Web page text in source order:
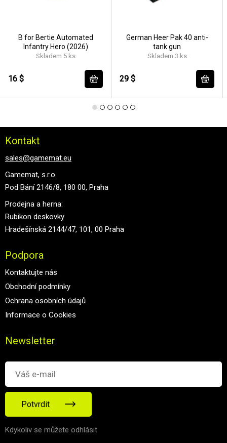
B for Bertie Automated
Infantry Hero (2026)
Skladem 5 ks
16 $
German Heer Pak 40 anti-
tank gun
Skladem 3 ks
29 $
Kontakt
sales@gamemat.eu
Gamemat, s.r.o.
Pod Bání 2146/8, 180 00, Praha
Prodejna a herna:
Rubikon deskovky
Hradešínská 2144/47, 101, 00 Praha
Podpora
Kontaktujte nás
Obchodní podmínky
Ochrana osobních údajů
Informace o Cookies
Newsletter
Potvrdit
Kdykoliv se můžete odhlásit